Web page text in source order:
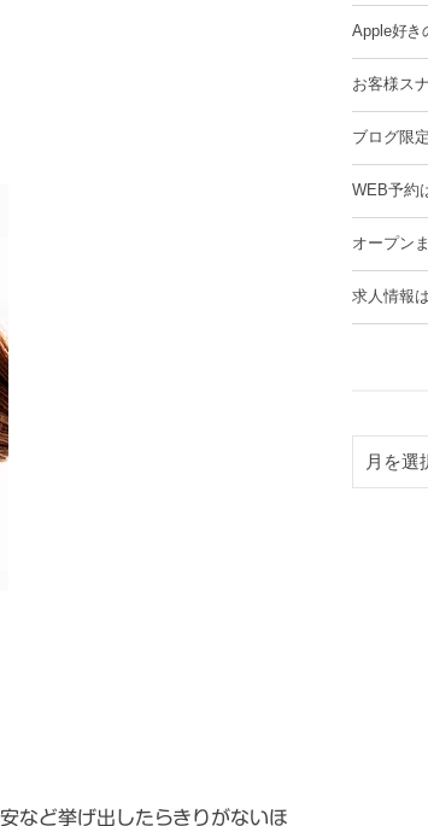
など挙げ出したらきりがないほ
Apple好き
お客様ス
ブログ限
WEB予約
オープン
求人情報